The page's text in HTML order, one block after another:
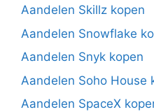
Aandelen Skillz kopen
Aandelen Snowflake
Aandelen Snyk kopen
Aandelen Soho House
Aandelen SpaceX